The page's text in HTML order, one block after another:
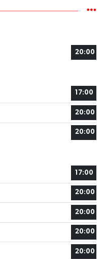
20:00
17:00
20:00
20:00
17:00
20:00
20:00
20:00
20:00